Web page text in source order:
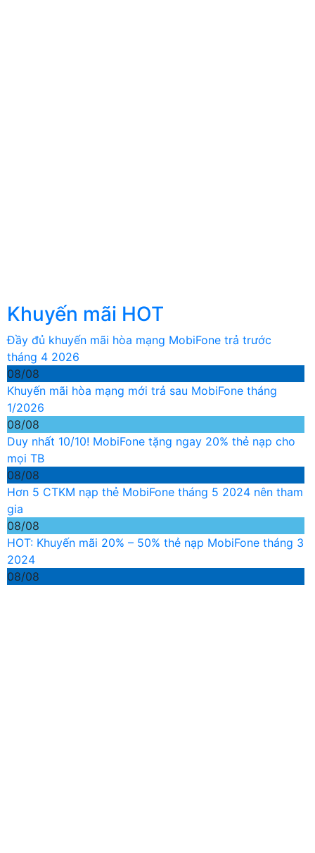
Khuyến mãi HOT
Đầy đủ khuyến mãi hòa mạng MobiFone trả trước
tháng 4 2026
08/08
Khuyến mãi hòa mạng mới trả sau MobiFone tháng
1/2026
08/08
Duy nhất 10/10! MobiFone tặng ngay 20% thẻ nạp cho
mọi TB
08/08
Hơn 5 CTKM nạp thẻ MobiFone tháng 5 2024 nên tham
gia
08/08
HOT: Khuyến mãi 20% – 50% thẻ nạp MobiFone tháng 3
2024
08/08